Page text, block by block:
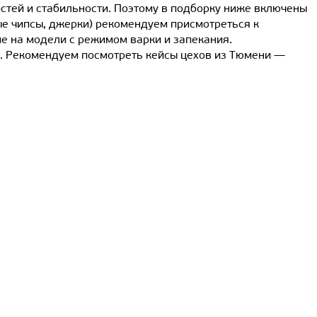
и стабильности. Поэтому в подборку ниже включены
чипсы, джерки) рекомендуем присмотреться к
на модели с режимом варки и запекания.
посмотреть кейсы цехов из Тюмени —